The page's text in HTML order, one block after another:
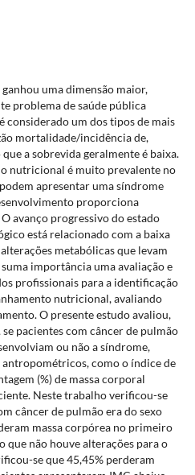
uma dimensão maior,
problema de saúde pública
considerado um dos tipos de mais
mortalidade/incidência de,
a sobrevida geralmente é baixa.
nutricional é muito prevalente no
apresentar uma síndrome
proporciona
avanço progressivo do estado
está relacionado com a baixa
metabólicas que levam
importância uma avaliação e
profissionais para a identificação
nutricional, avaliando
O presente estudo avaliou,
pacientes com câncer de pulmão
ou não a síndrome,
como o índice de
(%) de massa corporal
Neste trabalho verificou-se
câncer de pulmão era do sexo
massa corpórea no primeiro
não houve alterações para o
se que 45,45% perderam